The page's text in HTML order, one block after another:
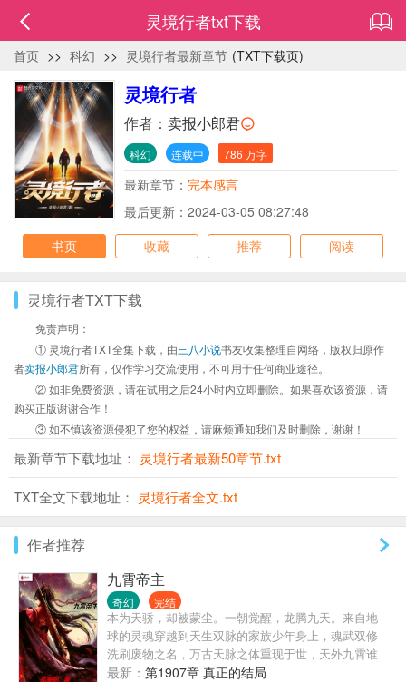
灵境行者txt下载
首页 >> 科幻 >> 灵境行者最新章节 (TXT下载页)
灵境行者
作者： 卖报小郎君
科幻 连载中 786 万字
最新章节： 完本感言
最后更新：2024-03-05 08:27:48
书页
收藏 推荐 阅读
灵境行者TXT下载
免责声明：
① 灵境行者TXT全集下载，由三八小说书友收集整理自网络，版权归原作
者卖报小郎君所有，仅作学习交流使用，不可用于任何商业途径。
② 如非免费资源，请在试用之后24小时内立即删除。如果喜欢该资源，请
购买正版谢谢合作！
③ 如不慎该资源侵犯了您的权益，请麻烦通知我们及时删除，谢谢！
最新章节下载地址： 灵境行者最新50章节.txt
TXT全文下载地址： 灵境行者全文.txt
作者推荐
九霄帝主
奇幻 完结
本为天骄，却被蒙尘。一朝觉醒，龙腾九天。来自地
球的灵魂穿越到天生双脉的家族少年身上，魂武双修
洗刷废物之名，万古天脉之体重现于世，天外九霄谁
敢称帝？
最新： 第1907章 真正的结局